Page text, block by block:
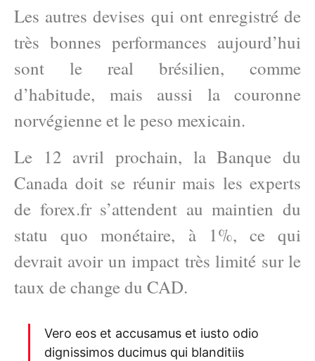
Les autres devises qui ont enregistré de
très bonnes performances aujourd’hui
sont le real brésilien, comme
d’habitude, mais aussi la couronne
norvégienne et le peso mexicain.
Le 12 avril prochain, la Banque du
Canada doit se réunir mais les experts
de forex.fr s’attendent au maintien du
statu quo monétaire, à 1%, ce qui
devrait avoir un impact très limité sur le
taux de change du CAD.
Vero eos et accusamus et iusto odio
dignissimos ducimus qui blanditiis